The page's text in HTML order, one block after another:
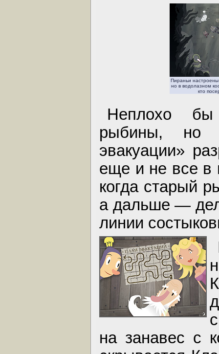
Пираньи
но в водолазном
кто
Неплохо бы
рыбины, но
эвакуации»
еще и не все в
когда старый
а дальше —
линии
на занавес с